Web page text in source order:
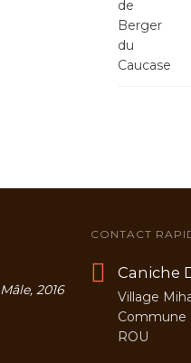
2016
CONTACT
Caniche
Village
Commune
ROU